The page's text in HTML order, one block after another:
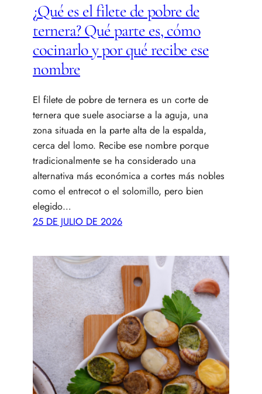
¿Qué es el filete de pobre de
ternera? Qué parte es, cómo
cocinarlo y por qué recibe ese
nombre
El filete de pobre de ternera es un corte de
ternera que suele asociarse a la aguja, una
zona situada en la parte alta de la espalda,
cerca del lomo. Recibe ese nombre porque
tradicionalmente se ha considerado una
alternativa más económica a cortes más nobles
como el entrecot o el solomillo, pero bien
elegido…
25 DE JULIO DE 2026